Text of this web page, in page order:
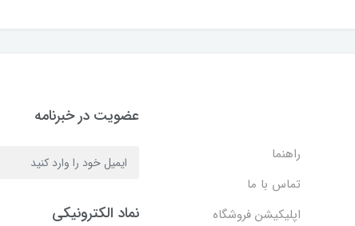
راهنما
تماس با ما
اپلیکیشن فروشگاه
عضویت در خبرنامه
نماد الکترونیکی